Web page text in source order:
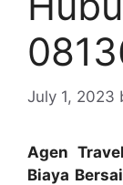
July 1, 2023
Agen
Biaya